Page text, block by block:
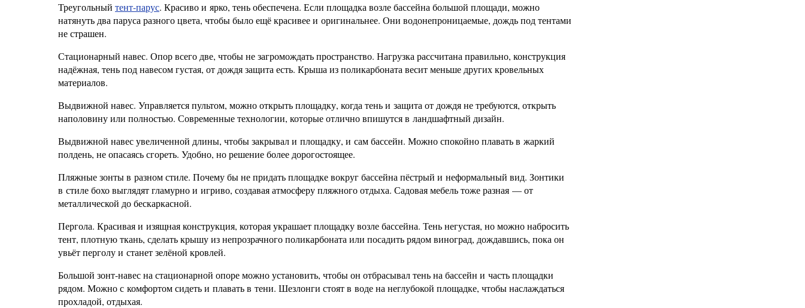
Треугольный тент-парус. Красиво и ярко, тень обеспечена. Если площадка возле бассейна большой площади, можно
натянуть два паруса разного цвета, чтобы было ещё красивее и оригинальнее. Они водонепроницаемые, дождь под тентами
не страшен.
Стационарный навес. Опор всего две, чтобы не загромождать пространство. Нагрузка рассчитана правильно, конструкция
надёжная, тень под навесом густая, от дождя защита есть. Крыша из поликарбоната весит меньше других кровельных
материалов.
Выдвижной навес. Управляется пультом, можно открыть площадку, когда тень и защита от дождя не требуются, открыть
наполовину или полностью. Современные технологии, которые отлично впишутся в ландшафтный дизайн.
Выдвижной навес увеличенной длины, чтобы закрывал и площадку, и сам бассейн. Можно спокойно плавать в жаркий
полдень, не опасаясь сгореть. Удобно, но решение более дорогостоящее.
Пляжные зонты в разном стиле. Почему бы не придать площадке вокруг бассейна пёстрый и неформальный вид. Зонтики
в стиле бохо выглядят гламурно и игриво, создавая атмосферу пляжного отдыха. Садовая мебель тоже разная — от
металлической до бескаркасной.
Пергола. Красивая и изящная конструкция, которая украшает площадку возле бассейна. Тень негустая, но можно набросить
тент, плотную ткань, сделать крышу из непрозрачного поликарбоната или посадить рядом виноград, дождавшись, пока он
увьёт перголу и станет зелёной кровлей.
Большой зонт-навес на стационарной опоре можно установить, чтобы он отбрасывал тень на бассейн и часть площадки
рядом. Можно с комфортом сидеть и плавать в тени. Шезлонги стоят в воде на неглубокой площадке, чтобы наслаждаться
прохладой, отдыхая.